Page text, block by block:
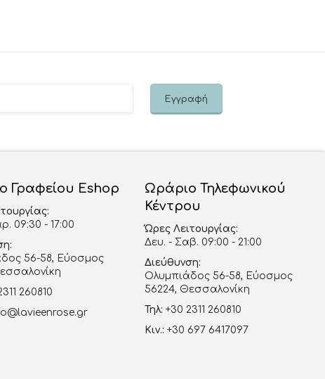
Γραφείου Eshop
09:30 - 17:00
56-58, Εύοσμος
260810
Ωράριο Τηλεφωνικού
Κέντρου
Ώρες Λειτουργίας:
Δευ. - Σαβ. 09:00 - 21:00
Διεύθυνση:
Ολυμπιάδος 56-58, Εύοσμος
56224, Θεσσαλονίκη
Τηλ: +30 2311 260810
Κιν.: +30 697 6417097